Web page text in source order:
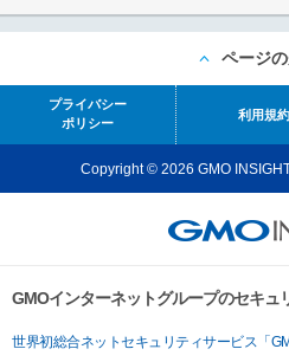
ページ
プライバシー
ポリシー
利用規約
Copyright © 2026 GMO
GMOインターネットグループのセキュ
世界初総合ネットセキュリティサービス「